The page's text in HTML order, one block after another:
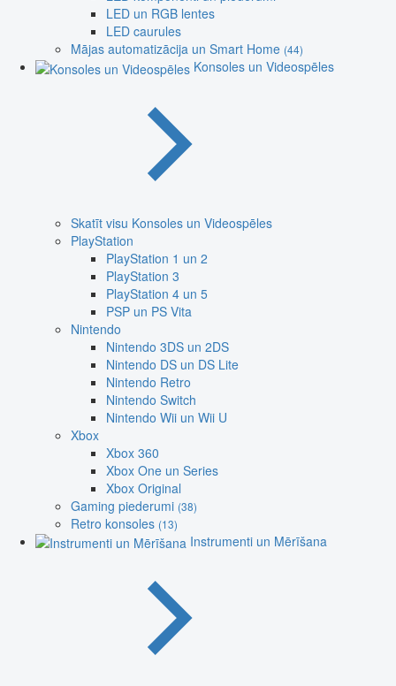
LED un RGB lentes
LED caurules
Mājas automatizācija un Smart Home (44)
Konsoles un Videospēles
Skatīt visu Konsoles un Videospēles
PlayStation
PlayStation 1 un 2
PlayStation 3
PlayStation 4 un 5
PSP un PS Vita
Nintendo
Nintendo 3DS un 2DS
Nintendo DS un DS Lite
Nintendo Retro
Nintendo Switch
Nintendo Wii un Wii U
Xbox
Xbox 360
Xbox One un Series
Xbox Original
Gaming piederumi (38)
Retro konsoles (13)
Instrumenti un Mērīšana